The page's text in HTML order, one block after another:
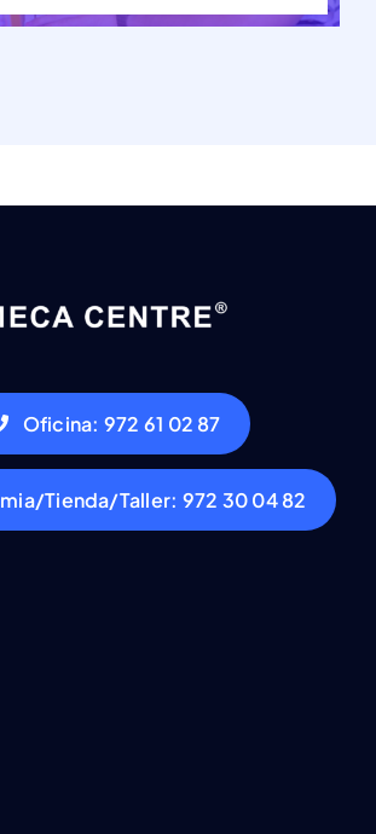
Oficina: 972 61 02 87
Tienda/Taller: 972 30 04 82